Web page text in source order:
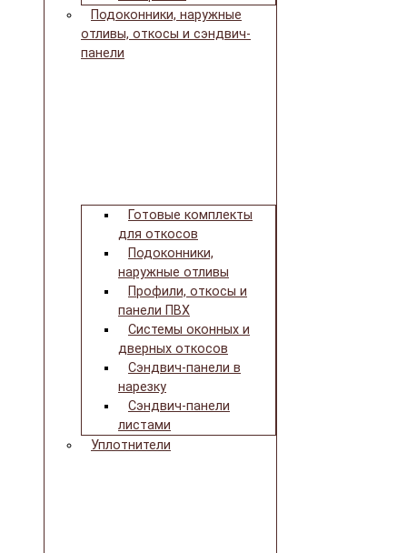
Подоконники, наружные
отливы, откосы и сэндвич-
панели
Готовые комплекты
для откосов
Подоконники,
наружные отливы
Профили, откосы и
панели ПВХ
Системы оконных и
дверных откосов
Сэндвич-панели в
нарезку
Сэндвич-панели
листами
Уплотнители